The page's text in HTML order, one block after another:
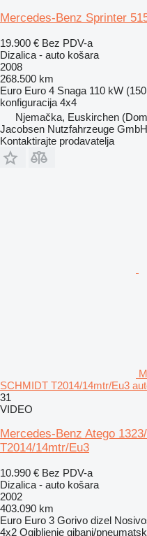
Mercedes-Benz Sprinter
19.900 € Bez PDV-a
Dizalica - auto košara
2008
268.500 km
Euro Euro 4 Snaga 110 kW
konfiguracija 4x4
Njemačka, Euskirchen
Jacobsen Nutzfahrzeuge GmbH
Kontaktirajte prodavatelja
SCHMIDT T2014/14mtr/Eu3
31
VIDEO
Mercedes-Benz Atego
T2014/14mtr/Eu3
10.990 € Bez PDV-a
Dizalica - auto košara
2002
403.090 km
Euro Euro 3 Gorivo dizel
4x2 Ogibljenje gibanj/